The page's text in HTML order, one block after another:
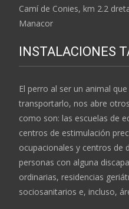
Camí de Conies, km 2.2
Manacor
INSTALACIONES
El perro al ser un animal
transportarlo, nos abre
como son: las escuelas de
centros de estimulación
ocupacionales y centros de
personas con alguna
ordinarias, residencias
sociosanitarios e, incluso,